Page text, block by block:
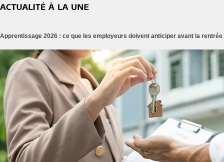
Apprentissage 2026 : ce que les employeurs doivent anticiper avant la rentrée